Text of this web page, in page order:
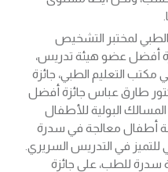
الطبي لمختبر التشخيص
أفضل عضو هيئة تدريس،
مكتب التعليم الطبي، جائزة
طارق عباس جائزة أفضل
البولية للأطفال
أطفال معالجة في سدرة
للتميز في التدريس السريري.
للطب، على جائزة